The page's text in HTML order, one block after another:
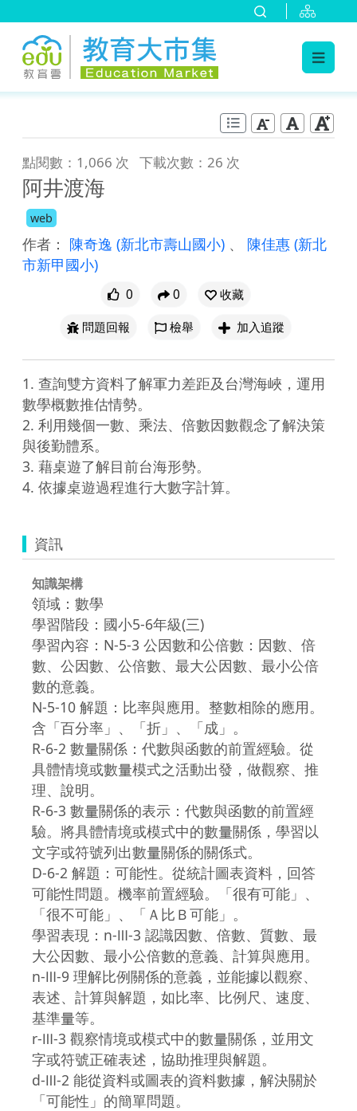
點閱數：1,066 次 下載次數：26 次
阿井渡海
web
作者： 陳奇逸 (新北市壽山國小) 、 陳佳惠 (新北
市新甲國小)
0 0
收藏
問題回報
檢舉 加入追蹤
1. 查詢雙方資料了解軍力差距及台灣海峽，運用
數學概數推估情勢。
2. 利用幾個一數、乘法、倍數因數觀念了解決策
與後勤體系。
3. 藉桌遊了解目前台海形勢。
4. 依據桌遊過程進行大數字計算。
資訊
知識架構
領域：數學
學習階段：國小5-6年級(三)
學習內容：N-5-3 公因數和公倍數：因數、倍
數、公因數、公倍數、最大公因數、最小公倍
數的意義。
N-5-10 解題：比率與應用。整數相除的應用。
含「百分率」、「折」、「成」。
R-6-2 數量關係：代數與函數的前置經驗。從
具體情境或數量模式之活動出發，做觀察、推
理、說明。
R-6-3 數量關係的表示：代數與函數的前置經
驗。將具體情境或模式中的數量關係，學習以
文字或符號列出數量關係的關係式。
D-6-2 解題：可能性。從統計圖表資料，回答
可能性問題。機率前置經驗。「很有可能」、
「很不可能」、「Ａ比Ｂ可能」。
學習表現：n-Ⅲ-3 認識因數、倍數、質數、最
大公因數、最小公倍數的意義、計算與應用。
n-Ⅲ-9 理解比例關係的意義，並能據以觀察、
表述、計算與解題，如比率、比例尺、速度、
基準量等。
r-Ⅲ-3 觀察情境或模式中的數量關係，並用文
字或符號正確表述，協助推理與解題。
d-Ⅲ-2 能從資料或圖表的資料數據，解決關於
「可能性」的簡單問題。